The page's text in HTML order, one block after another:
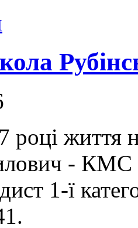
році життя
- КМС з
1-ї